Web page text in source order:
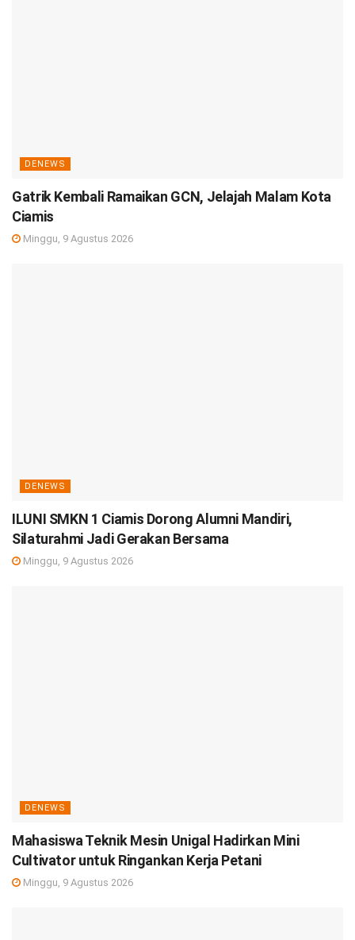
DENEWS
Gatrik Kembali Ramaikan GCN, Jelajah Malam Kota
Ciamis
Minggu, 9 Agustus 2026
DENEWS
ILUNI SMKN 1 Ciamis Dorong Alumni Mandiri,
Silaturahmi Jadi Gerakan Bersama
Minggu, 9 Agustus 2026
DENEWS
Mahasiswa Teknik Mesin Unigal Hadirkan Mini
Cultivator untuk Ringankan Kerja Petani
Minggu, 9 Agustus 2026